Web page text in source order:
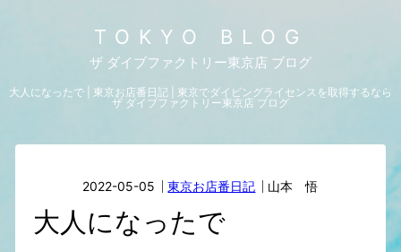
TOKYO BLOG
ザ ダイブファクトリー東京店 ブログ
大人になったで | 東京お店番日記 | 東京でダイビングライセンスを取得するなら
ザ ダイブファクトリー東京店 ブログ
2022-05-05 東京お店番日記 山本 悟
大人になったで